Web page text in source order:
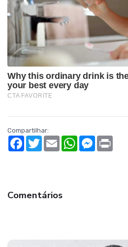
Compartilhar:
Facebook
TwitterEmail WhatsAppMessenger
Comentários